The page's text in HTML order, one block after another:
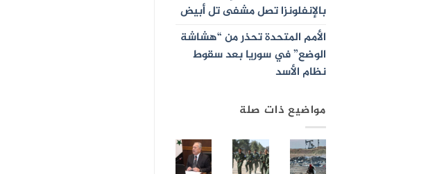
بالإنفلونزا تصل مشفى تل أبيض
الأمم المتحدة تحذر من “هشاشة
الوضع” في سوريا بعد سقوط
نظام الأسد
مواضيع ذات صلة